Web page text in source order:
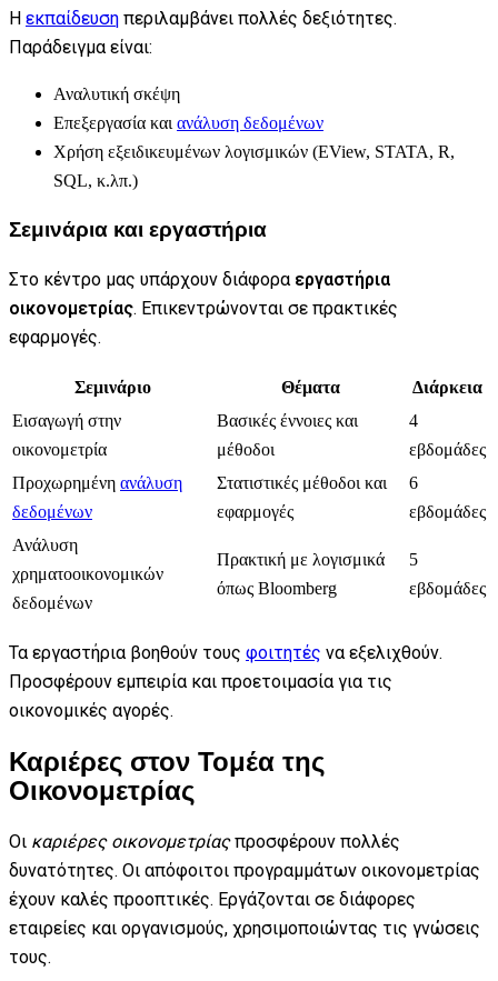
Η εκπαίδευση περιλαμβάνει πολλές δεξιότητες.
Παράδειγμα είναι:
Αναλυτική σκέψη
Επεξεργασία και ανάλυση δεδομένων
Χρήση εξειδικευμένων λογισμικών (EView, STATA, R,
SQL, κ.λπ.)
Σεμινάρια και εργαστήρια
Στο κέντρο μας υπάρχουν διάφορα εργαστήρια
οικονομετρίας. Επικεντρώνονται σε πρακτικές
εφαρμογές.
Σεμινάριο Θέματα
Διάρκεια
Εισαγωγή στην
οικονομετρία
Βασικές έννοιες και
μέθοδοι
4
εβδομάδες
Προχωρημένη ανάλυση
δεδομένων
Στατιστικές μέθοδοι και
εφαρμογές
6
εβδομάδες
Ανάλυση
χρηματοοικονομικών
δεδομένων
Πρακτική με λογισμικά
όπως Bloomberg
5
εβδομάδες
Τα εργαστήρια βοηθούν τους φοιτητές να εξελιχθούν.
Προσφέρουν εμπειρία και προετοιμασία για τις
οικονομικές αγορές.
Καριέρες στον Τομέα της
Οικονομετρίας
Οι καριέρες οικονομετρίαςπροσφέρουν πολλές
δυνατότητες. Οι απόφοιτοι προγραμμάτων οικονομετρίας
έχουν καλές προοπτικές. Εργάζονται σε διάφορες
εταιρείες και οργανισμούς, χρησιμοποιώντας τις γνώσεις
τους.